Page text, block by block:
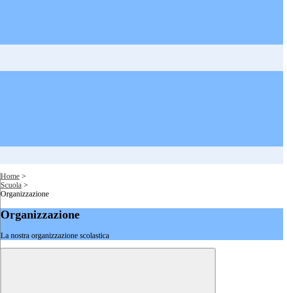
Home >
Scuola >
Organizzazione
Organizzazione
La nostra organizzazione scolastica